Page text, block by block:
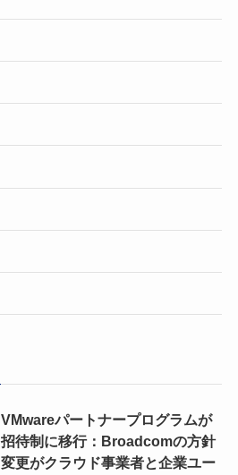
VMwareパートナープログラムが
招待制に移行：Broadcomの方針
変更がクラウド事業者と企業ユー